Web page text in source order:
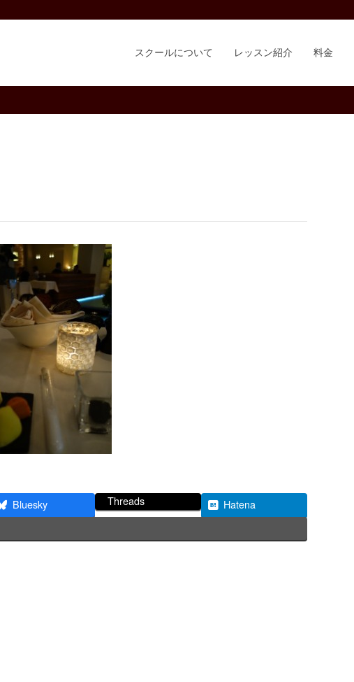
スクールについて レッスン紹介 料金
Bluesky Threads
Hatena